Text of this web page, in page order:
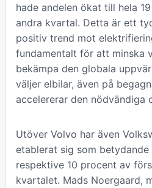
hade andelen ökat till hela
andra kvartal. Detta är ett
positiv trend mot
fundamentalt för att minska
bekämpa den globala
väljer elbilar, även på
accelererar den nödvändiga
Utöver Volvo har även
etablerat sig som betydande
respektive 10 procent av
kvartalet. Mads Noergaard,